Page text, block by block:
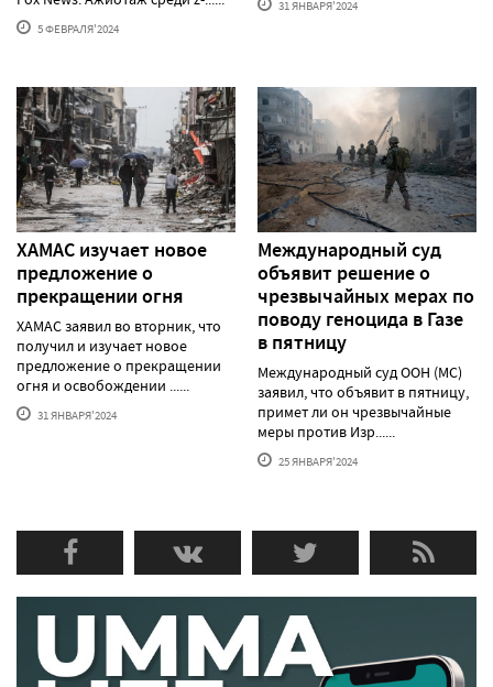
5 ФЕВРАЛЯ'2024
31 ЯНВАРЯ'2024
ХАМАС изучает новое
предложение о
прекращении огня
ХАМАС заявил во вторник, что
получил и изучает новое
предложение о прекращении
огня и освобождении ......
31 ЯНВАРЯ'2024
Международный суд
объявит решение о
чрезвычайных мерах по
поводу геноцида в Газе
в пятницу
Международный суд ООН (МС)
заявил, что объявит в пятницу,
примет ли он чрезвычайные
меры против Изр......
25 ЯНВАРЯ'2024